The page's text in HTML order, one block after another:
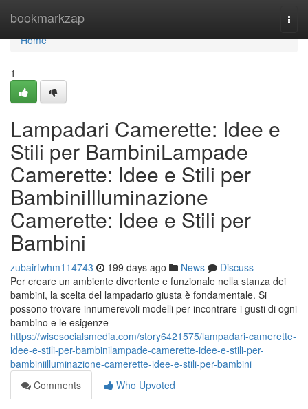
bookmarkzap
Home
Home
1
Lampadari Camerette: Idee e
Stili per BambiniLampade
Camerette: Idee e Stili per
BambiniIlluminazione
Camerette: Idee e Stili per
Bambini
zubairfwhm114743 199 days ago News
Discuss
Per creare un ambiente divertente e funzionale nella stanza dei
bambini, la scelta del lampadario giusta è fondamentale. Si
possono trovare innumerevoli modelli per incontrare i gusti di ogni
bambino e le esigenze
https://wisesocialsmedia.com/story6421575/lampadari-camerette-
idee-e-stili-per-bambinilampade-camerette-idee-e-stili-per-
bambiniilluminazione-camerette-idee-e-stili-per-bambini
Comments
Who Upvoted